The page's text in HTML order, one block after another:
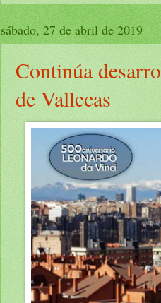
sábado, 27 de abril de 2019
Continúa
de Vallecas